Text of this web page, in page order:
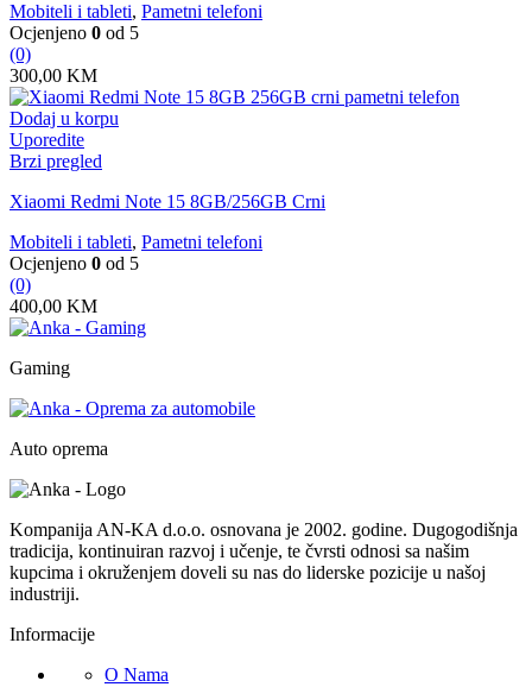
Mobiteli i tableti, Pametni telefoni
Ocjenjeno 0 od 5
(0)
300,00 KM
Dodaj u korpu
Uporedite
Brzi pregled
Xiaomi Redmi Note 15 8GB/256GB Crni
Mobiteli i tableti, Pametni telefoni
Ocjenjeno 0 od 5
(0)
400,00 KM
Gaming
Auto oprema
Kompanija AN-KA d.o.o. osnovana je 2002. godine. Dugogodišnja
tradicija, kontinuiran razvoj i učenje, te čvrsti odnosi sa našim
kupcima i okruženjem doveli su nas do liderske pozicije u našoj
industriji.
Informacije
O Nama